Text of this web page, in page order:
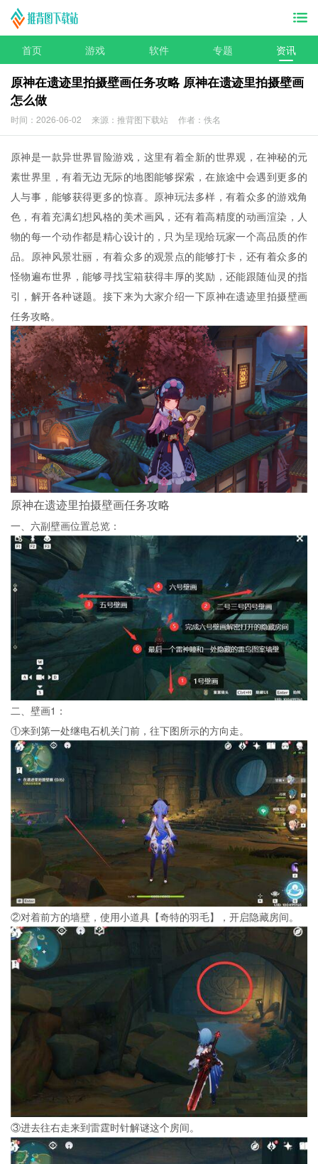
首页 游戏 软件 专题 资讯
原神在遗迹里拍摄壁画任务攻略 原神在遗迹里拍摄壁画
怎么做
时间：2026-06-02 来源：推背图下载站 作者：佚名
原神是一款异世界冒险游戏，这里有着全新的世界观，在神秘的元
素世界里，有着无边无际的地图能够探索，在旅途中会遇到更多的
人与事，能够获得更多的惊喜。原神玩法多样，有着众多的游戏角
色，有着充满幻想风格的美术画风，还有着高精度的动画渲染，人
物的每一个动作都是精心设计的，只为呈现给玩家一个高品质的作
品。原神风景壮丽，有着众多的观景点的能够打卡，还有着众多的
怪物遍布世界，能够寻找宝箱获得丰厚的奖励，还能跟随仙灵的指
引，解开各种谜题。接下来为大家介绍一下原神在遗迹里拍摄壁画
任务攻略。
原神在遗迹里拍摄壁画任务攻略
一、六副壁画位置总览：
二、壁画1：
①来到第一处继电石机关门前，往下图所示的方向走。
②对着前方的墙壁，使用小道具【奇特的羽毛】，开启隐藏房间。
③进去往右走来到雷霆时针解谜这个房间。